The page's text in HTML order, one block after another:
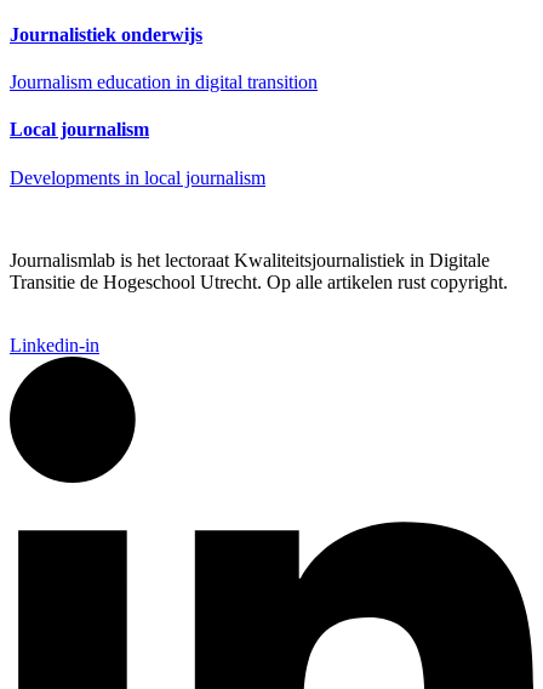
Journalistiek onderwijs
Journalism education in digital transition
Local journalism
Developments in local journalism
Journalismlab is het lectoraat Kwaliteitsjournalistiek in Digitale
Transitie de Hogeschool Utrecht. Op alle artikelen rust copyright.
Linkedin-in